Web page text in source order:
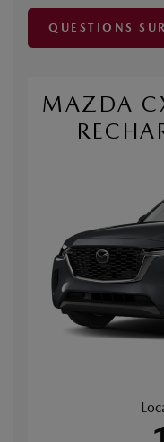
QUESTIONS
MAZDA